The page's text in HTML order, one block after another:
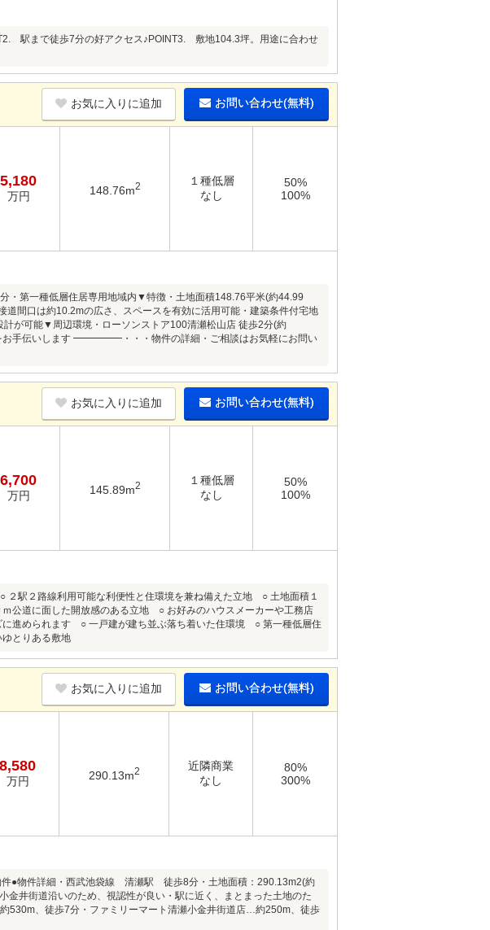
駅まで徒歩7分の好アクセス♪POINT3. 敷地104.3坪。用途に合わせ
お気に入りに追加 お問い合わせ(無料)
5,180
万円 148.76m2
１種低層
なし
50%
100%
・第一種低層住居専用地域内▼特徴・土地面積148.76平米(約44.99
間口は約10.2mの広さ、スペースを有効に活用可能・建築条件付宅地
が可能▼周辺環境・ローソンストア100清瀬松山店 徒歩2分(約
お手伝いします ━━━━━・・・物件の詳細・ご相談はお気軽にお問い
お気に入りに追加 お問い合わせ(無料)
6,700
万円 145.89m2
１種低層
なし
50%
100%
利用可能な利便性と住環境を兼ね備えた立地 ○ 土地面積１
公道に面した開放感のある立地 ○ お好みのハウスメーカーや工務店
進められます ○ 一戸建が建ち並ぶ落ち着いた住環境 ○ 第一種低層住
とりある敷地
お気に入りに追加 お問い合わせ(無料)
8,580
万円 290.13m2
近隣商業
なし
80%
300%
●物件詳細・西武池袋線 清瀬駅 徒歩8分・土地面積：290.13m2(約
井街道沿いのため、視認性が良い・駅に近く、まとまった土地のた
530m、徒歩7分・ファミリーマート清瀬小金井街道店…約250m、徒歩